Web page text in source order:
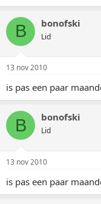
B bonofski
Lid
13 nov 2010
is pas een paar
B bonofski
Lid
13 nov 2010
is pas een paar